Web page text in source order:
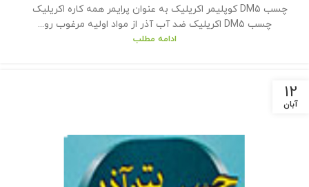
چسب DM5 کوپلیمر اکریلیک به عنوان پرایمر همه کاره اکریلیک
چسب DM5 اکریلیک ضد آب آذر از مواد اولیه مرغوب رو...
ادامه مطلب
12
آبان